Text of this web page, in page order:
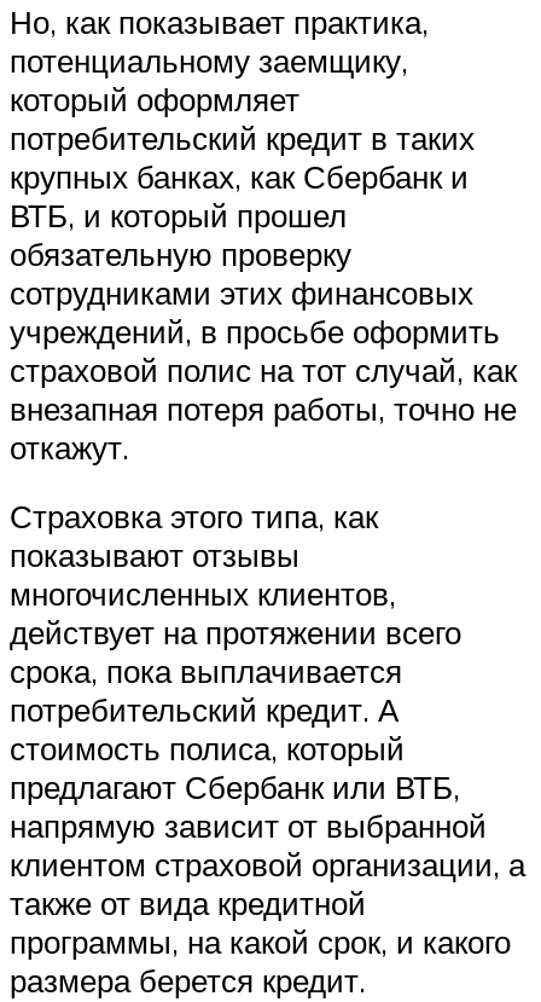
Но, как показывает практика,
потенциальному заемщику,
который оформляет
потребительский кредит в таких
крупных банках, как Сбербанк и
ВТБ, и который прошел
обязательную проверку
сотрудниками этих финансовых
учреждений, в просьбе оформить
страховой полис на тот случай, как
внезапная потеря работы, точно не
откажут.
Страховка этого типа, как
показывают отзывы
многочисленных клиентов,
действует на протяжении всего
срока, пока выплачивается
потребительский кредит. А
стоимость полиса, который
предлагают Сбербанк или ВТБ,
напрямую зависит от выбранной
клиентом страховой организации, а
также от вида кредитной
программы, на какой срок, и какого
размера берется кредит.